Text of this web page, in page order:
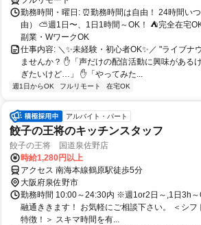
勤務時間・曜日: ⏰勤務時間は自由！ 24時間い
由） ⛅週1日〜、1日1時間～OK！ ⛺完全在宅
副業・WワークOK
仕事内容: ＼✨未経験・初心者OK✨／ "ライブナ
ませんか？ ✋「声だけの配信活動に興味があ
ぎたいけど…」 ✋「やってみた...
週1日からOK フルリモート 在宅OK
アルバイト・パート
餃子の王将のキッチンスタッフ
餃子の王将 国道泉佐野店
時給1,280円以上
アクセス 南海本線鶴原駅徒歩5分
大阪府泉佐野市
勤務時間 10:00～24:30内 ※週1or2日～,1日3h
融通ききます！ お気軽にご相談下さい。 ＜シ
特徴！＞ スキマ時間を有...